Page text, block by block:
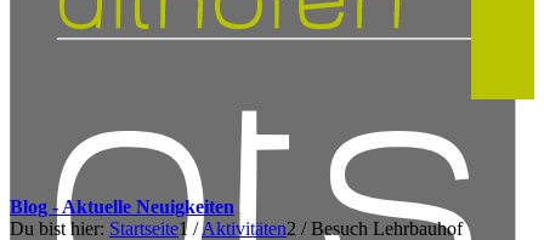
Blog - Aktuelle Neuigkeiten
Du bist hier: Startseite1 /Aktivitäten2 / Besuch Lehrbauhof